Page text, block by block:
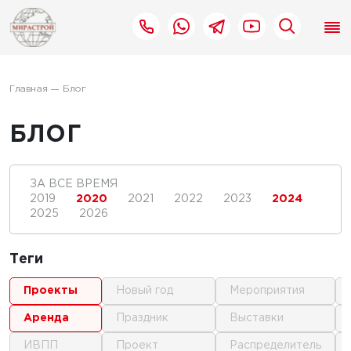
Главная Блог
БЛОГ
ЗА ВСЕ ВРЕМЯ
2019
2020 2021 2022 2023
2024
2025
2026
Теги
проекты
аренда
ИВПП
новый год
праздник
проект
мероприятия
выставки
распределитель